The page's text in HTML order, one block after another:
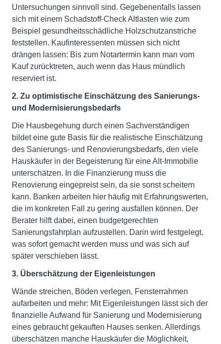
Untersuchungen sinnvoll sind. Gegebenenfalls lassen
sich mit einem Schadstoff-Check Altlasten wie zum
Beispiel gesundheitsschädliche Holzschutzanstriche
feststellen. Kaufinteressenten müssen sich nicht
drängen lassen: Bis zum Notartermin kann man vom
Kauf zurücktreten, auch wenn das Haus mündlich
reserviert ist.
2. Zu optimistische Einschätzung des Sanierungs-
und Modernisierungsbedarfs
Die Hausbegehung durch einen Sachverständigen
bildet eine gute Basis für die realistische Einschätzung
des Sanierungs- und Renovierungsbedarfs, den viele
Hauskäufer in der Begeisterung für eine Alt-Immobilie
unterschätzen. In die Finanzierung muss die
Renovierung eingepreist sein, da sie sonst scheitern
kann. Banken arbeiten hier häufig mit Erfahrungswerten,
die im konkreten Fall zu gering ausfallen können. Der
Berater hilft dabei, einen budgetgerechten
Sanierungsfahrplan aufzustellen. Darin wird festgelegt,
was sofort gemacht werden muss und was sich auf
später verschieben lässt.
3. Überschätzung der Eigenleistungen
Wände streichen, Böden verlegen, Fensterrahmen
aufarbeiten und mehr: Mit Eigenleistungen lässt sich der
finanzielle Aufwand für Sanierung und Modernisierung
eines gebraucht gekauften Hauses senken. Allerdings
überschätzen manche Hauskäufer die Möglichkeit,